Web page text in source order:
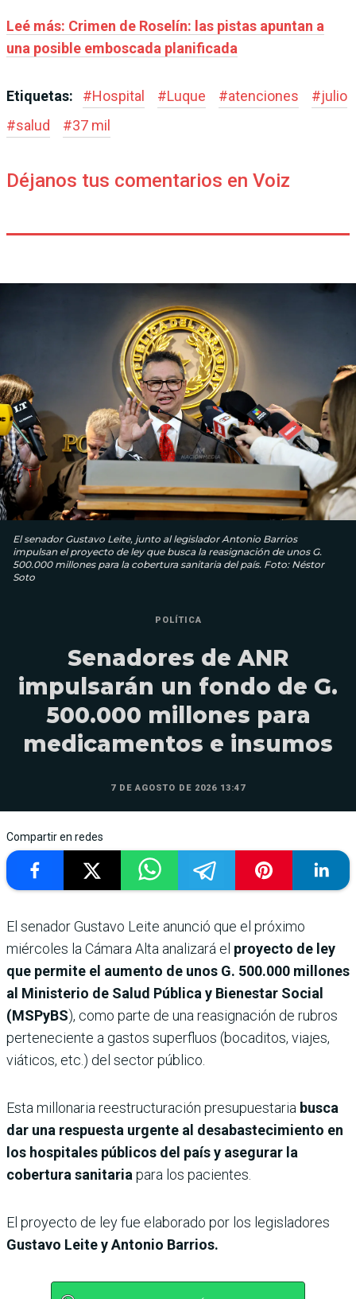
Leé más: Crimen de Roselín: las pistas apuntan a
una posible emboscada planificada
Etiquetas: #Hospital #Luque #atenciones #julio
#salud #37 mil
Déjanos tus comentarios en Voiz
El senador Gustavo Leite, junto al legislador Antonio Barrios
impulsan el proyecto de ley que busca la reasignación de unos G.
500.000 millones para la cobertura sanitaria del país. Foto: Néstor
Soto
POLÍTICA
Senadores de ANR
impulsarán un fondo de G.
500.000 millones para
medicamentos e insumos
7 DE AGOSTO DE 2026 13:47
Compartir en redes
El senador Gustavo Leite anunció que el próximo
miércoles la Cámara Alta analizará el proyecto de ley
que permite el aumento de unos G. 500.000 millones
al Ministerio de Salud Pública y Bienestar Social
(MSPyBS), como parte de una reasignación de rubros
perteneciente a gastos superfluos (bocaditos, viajes,
viáticos, etc.) del sector público.
Esta millonaria reestructuración presupuestaria busca
dar una respuesta urgente al desabastecimiento en
los hospitales públicos del país y asegurar la
cobertura sanitariapara los pacientes.
El proyecto de ley fue elaborado por los legisladores
Gustavo Leite y Antonio Barrios.